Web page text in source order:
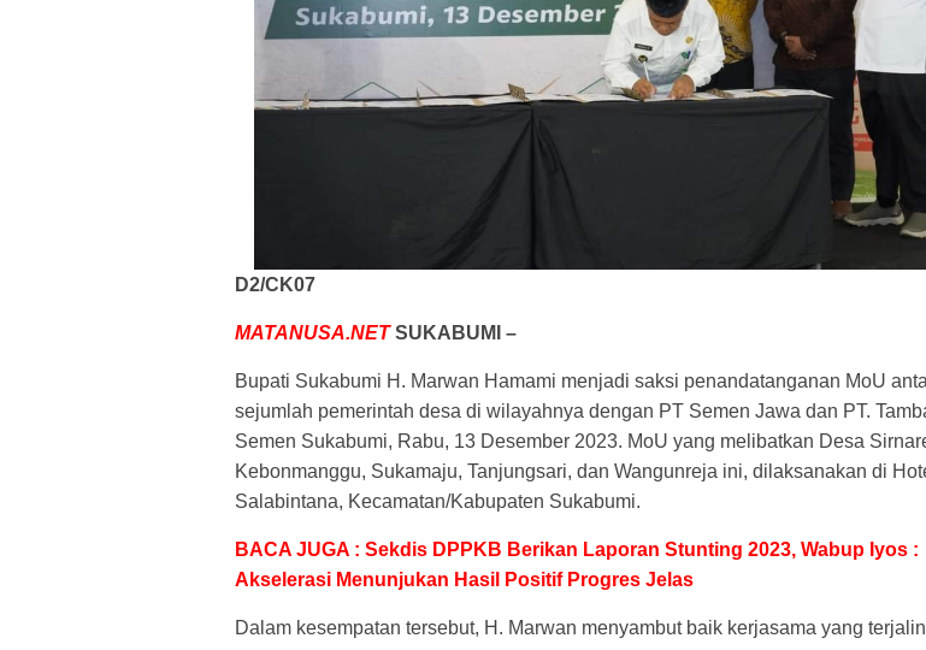
D2/CK07
MATANUSA.NETSUKABUMI –
Bupati Sukabumi H. Marwan Hamami menjadi saksi penandatanganan MoU
sejumlah pemerintah desa di wilayahnya dengan PT Semen Jawa dan PT.
Semen Sukabumi, Rabu, 13 Desember 2023. MoU yang melibatkan Desa
Kebonmanggu, Sukamaju, Tanjungsari, dan Wangunreja ini, dilaksanakan di
Salabintana, Kecamatan/Kabupaten Sukabumi.
BACA JUGA : Sekdis DPPKB Berikan Laporan Stunting 2023, Wabup Iyos :
Akselerasi Menunjukan Hasil Positif Progres Jelas
Dalam kesempatan tersebut, H. Marwan menyambut baik kerjasama yang